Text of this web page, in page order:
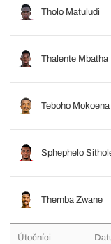
Tholo Matuludi
Thalente Mbatha
Teboho Mokoena
Sphephelo
Themba Zwane
Útočníci